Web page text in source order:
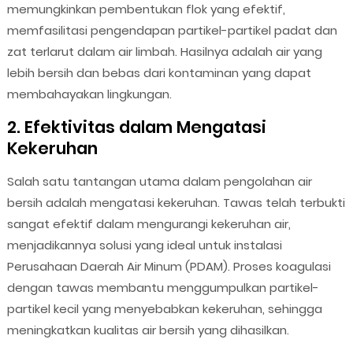
memungkinkan pembentukan flok yang efektif,
memfasilitasi pengendapan partikel-partikel padat dan
zat terlarut dalam air limbah. Hasilnya adalah air yang
lebih bersih dan bebas dari kontaminan yang dapat
membahayakan lingkungan.
2. Efektivitas dalam Mengatasi
Kekeruhan
Salah satu tantangan utama dalam pengolahan air
bersih adalah mengatasi kekeruhan. Tawas telah terbukti
sangat efektif dalam mengurangi kekeruhan air,
menjadikannya solusi yang ideal untuk instalasi
Perusahaan Daerah Air Minum (PDAM). Proses koagulasi
dengan tawas membantu menggumpulkan partikel-
partikel kecil yang menyebabkan kekeruhan, sehingga
meningkatkan kualitas air bersih yang dihasilkan.